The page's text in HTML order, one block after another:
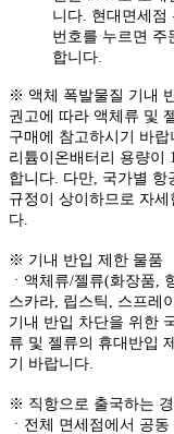
니다. 현대면세점
번호를 누르면 주
합니다.
※ 액체 폭발물질 기내
권고에 따라 액체류 및
구매에 참고하시기 바랍
리튬이온배터리 용량이
합니다. 다만, 국가별 항
규정이 상이하므로 자
다.
※ 기내 반입 제한 물품
ㆍ액체류/젤류(화장품,
스카라, 립스틱, 스프레
기내 반입 차단을 위한
류 및 젤류의 휴대반입
기 바랍니다.
※ 직항으로 출국하는
ㆍ전체 면세점에서 공